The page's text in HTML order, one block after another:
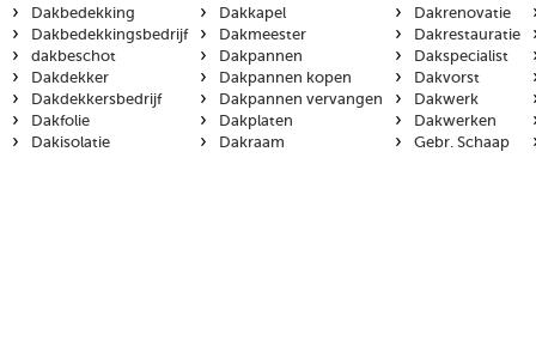
›
Dakbedekking
› Dakbedekkingsbedrijf
› dakbeschot
› Dakdekker
› Dakdekkersbedrijf
› Dakfolie
› Dakisolatie
› Dakkapel
› Dakmeester
› Dakpannen
› Dakpannen kopen
› Dakpannen vervangen
› Dakplaten
› Dakraam
› Dakrenovatie
› Dakrestauratie
› Dakspecialist
› Dakvorst
› Dakwerk
› Dakwerken
› Gebr. Schaap